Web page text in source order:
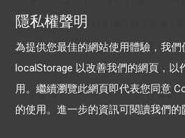
時尚
cross targeting
食品/餐飲
你的生意LINE來放
認證帳號
專屬ID OA Plus
數位啟點學堂
2022 影音贏銷
隱私權聲明
為提供您最佳的網站使用體驗，我們
localStorage 以改善我們的網頁，以
用。繼續瀏覽此網頁即代表您同意
的使用。進一步的資訊可閱讀我們的